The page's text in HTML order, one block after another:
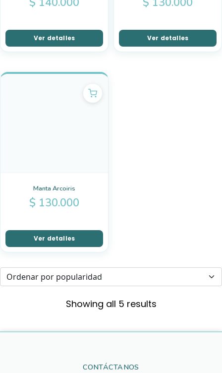
Ver detalles Ver detalles
Manta Arcoiris
$ 130.000
Ver detalles
Showing all 5 results
CONTÁCTANOS